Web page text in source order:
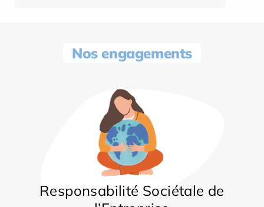
Nos engagements
Responsabilité Sociétale de